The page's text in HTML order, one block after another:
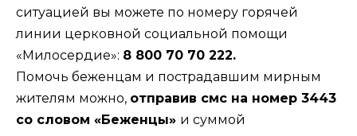
ситуацией вы можете по номеру горячей
линии церковной социальной помощи
«Милосердие»: 8 800 70 70 222.
Помочь беженцам и пострадавшим мирным
жителям можно, отправив смс на номер 3443
со словом «Беженцы» и суммой